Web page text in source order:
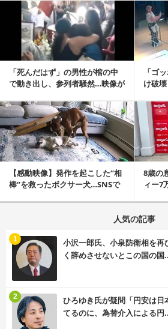
「死んだはず」の男性が棺の中
で動き出し、参列者騒然…映像が
「ゴ
け破
記事を読む
【感動映像】発作を起こした“相
棒”を救ったボクサー犬…SNSで
8歳の
ィー7
記事を読む
人気の記事
小沢一郎氏、小泉防衛相を
く辞めさせないとこの国の国
1
ひろゆき氏が疑問「円安は日
てるのに、為替介入による円
2